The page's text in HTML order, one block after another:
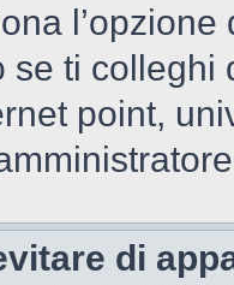
se ti
point,
di